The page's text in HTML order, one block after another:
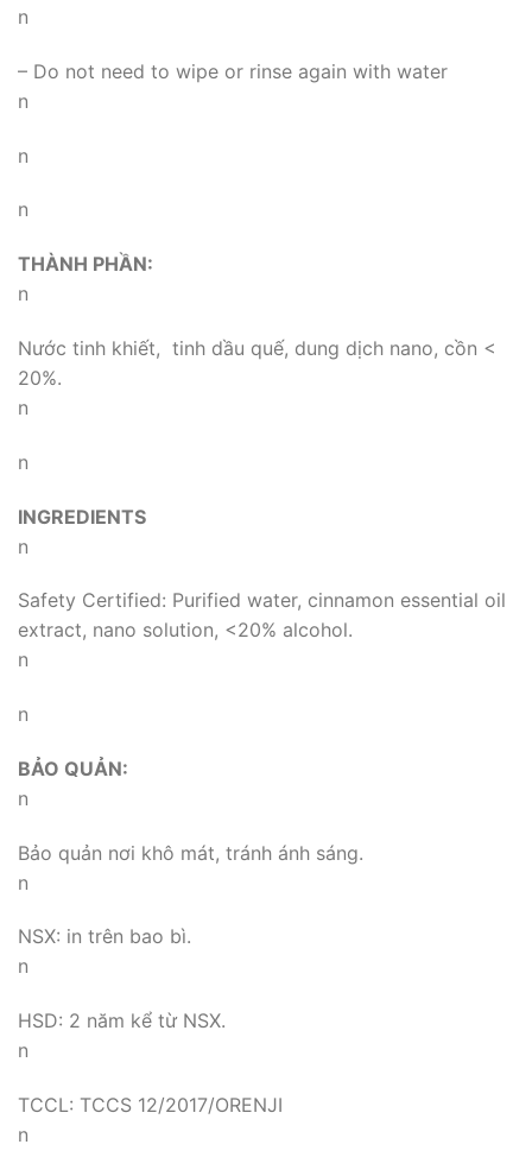
n
– Do not need to wipe or rinse again with water
n
n
n
THÀNH PHẦN:
n
Nước tinh khiết, tinh dầu quế, dung dịch nano, cồn <
20%.
n
n
INGREDIENTS
n
Safety Certified: Purified water, cinnamon essential oil
extract, nano solution, <20% alcohol.
n
n
BẢO QUẢN:
n
Bảo quản nơi khô mát, tránh ánh sáng.
n
NSX: in trên bao bì.
n
HSD: 2 năm kể từ NSX.
n
TCCL: TCCS 12/2017/ORENJI
n